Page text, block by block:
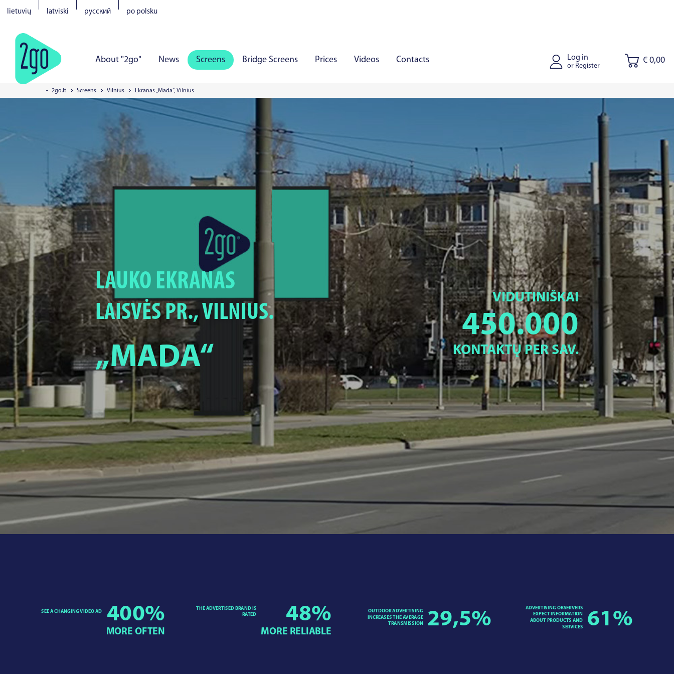
lietuvių latviski русский po polsku
About "2go" News Screens Bridge Screens Prices Videos Contacts Log in
or Register
€ 0,00
Vilnius Kaunas Klaipeda
Parnu Narva
2go.lt Screens Vilnius Ekranas „Mada“, Vilnius
LAUKO EKRANAS
LAISVĖS PR., VILNIUS.
„MADA“
VIDUTINIŠKAI
450.000
KONTAKTŲ PER SAV.
SEE A CHANGING VIDEO AD 400%
MORE OFTEN
THE ADVERTISED BRAND IS
RATED
48%
MORE RELIABLE
OUTDOOR ADVERTISING
INCREASES THE AVERAGE
TRANSMISSION
29,5%
ADVERTISING OBSERVERS
EXPECT INFORMATION
ABOUT PRODUCTS AND
SERVICES 61%